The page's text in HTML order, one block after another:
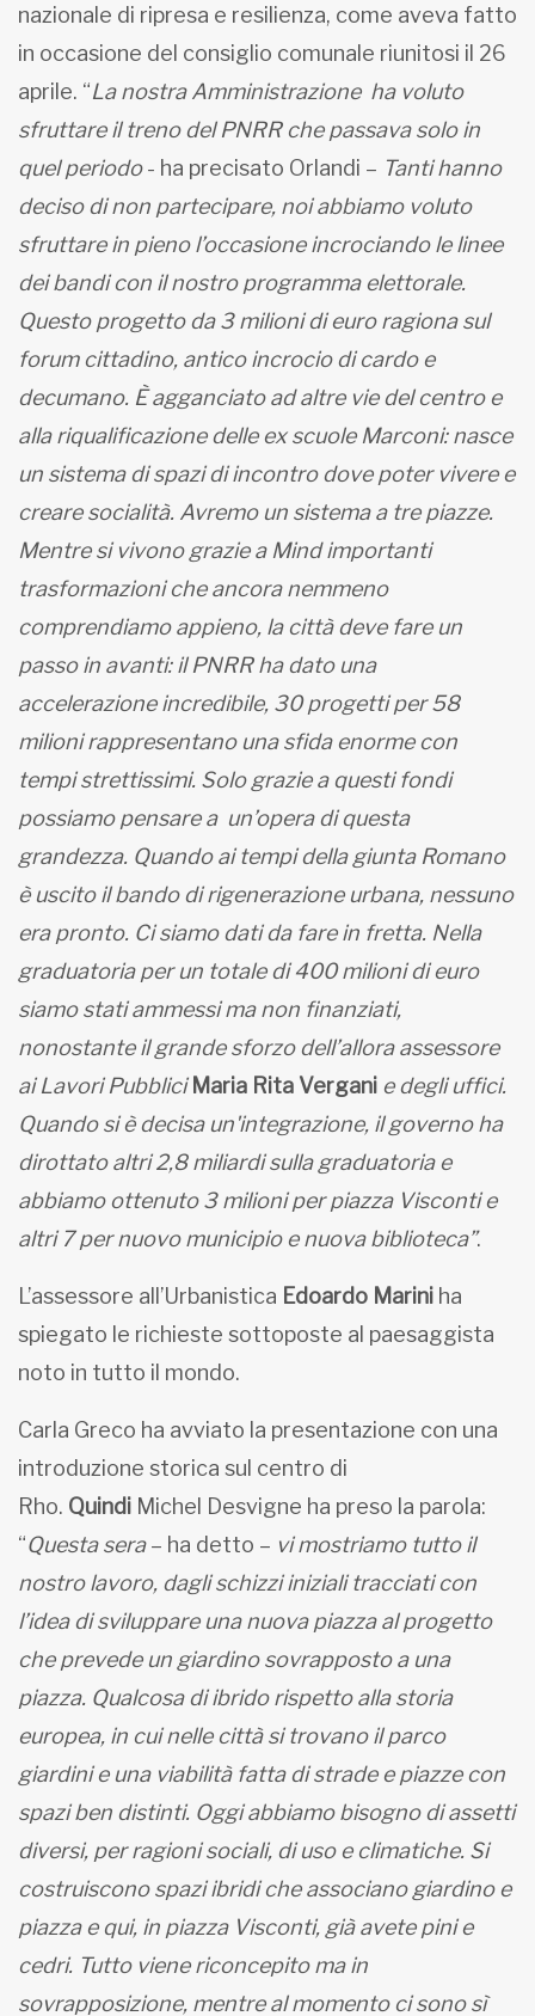
nazionale di ripresa e resilienza, come aveva fatto
in occasione del consiglio comunale riunitosi il 26
aprile. “La nostra Amministrazione ha voluto
sfruttare il treno del PNRR che passava solo in
quel periodo- ha precisato Orlandi – Tanti hanno
deciso di non partecipare, noi abbiamo voluto
sfruttare in pieno l’occasione incrociando le linee
dei bandi con il nostro programma elettorale.
Questo progetto da 3 milioni di euro ragiona sul
forum cittadino, antico incrocio di cardo e
decumano. È agganciato ad altre vie del centro e
alla riqualificazione delle ex scuole Marconi: nasce
un sistema di spazi di incontro dove poter vivere e
creare socialità. Avremo un sistema a tre piazze.
Mentre si vivono grazie a Mind importanti
trasformazioni che ancora nemmeno
comprendiamo appieno, la città deve fare un
passo in avanti: il PNRR ha dato una
accelerazione incredibile, 30 progetti per 58
milioni rappresentano una sfida enorme con
tempi strettissimi. Solo grazie a questi fondi
possiamo pensare a un’opera di questa
grandezza. Quando ai tempi della giunta Romano
è uscito il bando di rigenerazione urbana, nessuno
era pronto. Ci siamo dati da fare in fretta. Nella
graduatoria per un totale di 400 milioni di euro
siamo stati ammessi ma non finanziati,
nonostante il grande sforzo dell’allora assessore
ai Lavori PubbliciMaria Rita Vergani e degli uffici.
Quando si è decisa un'integrazione, il governo ha
dirottato altri 2,8 miliardi sulla graduatoria e
abbiamo ottenuto 3 milioni per piazza Visconti e
altri 7 per nuovo municipio e nuova biblioteca”.
L’assessore all’Urbanistica Edoardo Marini ha
spiegato le richieste sottoposte al paesaggista
noto in tutto il mondo.
Carla Greco ha avviato la presentazione con una
introduzione storica sul centro di
Rho. Quindi Michel Desvigne ha preso la parola:
“Questa sera– ha detto – vi mostriamo tutto il
nostro lavoro, dagli schizzi iniziali tracciati con
l’idea di sviluppare una nuova piazza al progetto
che prevede un giardino sovrapposto a una
piazza. Qualcosa di ibrido rispetto alla storia
europea, in cui nelle città si trovano il parco
giardini e una viabilità fatta di strade e piazze con
spazi ben distinti. Oggi abbiamo bisogno di assetti
diversi, per ragioni sociali, di uso e climatiche. Si
costruiscono spazi ibridi che associano giardino e
piazza e qui, in piazza Visconti, già avete pini e
cedri. Tutto viene riconcepito ma in
sovrapposizione, mentre al momento ci sono sì